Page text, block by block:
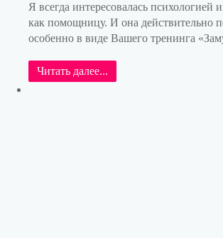
Я всегда интересовалась психологией
как помощницу. И она действительно
особенно в виде Вашего тренинга
Читать далее...